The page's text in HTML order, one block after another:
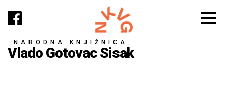
NARODNA KNJIŽNICA
Vlado Gotovac Sisak